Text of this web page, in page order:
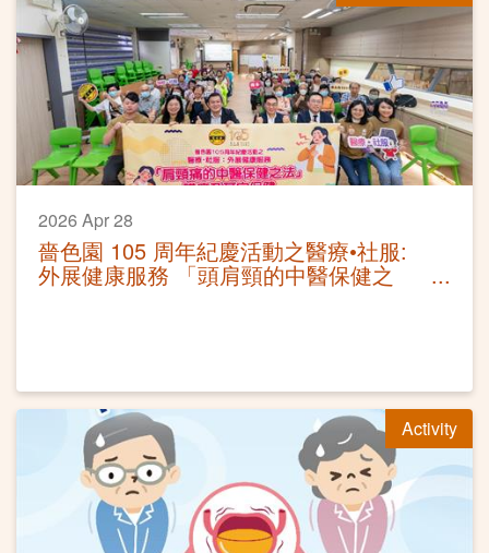
2026 Apr 28
嗇色園 105 周年紀慶活動之醫療•社服:
外展健康服務 「頭肩頸的中醫保健之
法」講座及耳穴保健
Activity